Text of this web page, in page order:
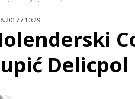
/ 10:29
Delicpol